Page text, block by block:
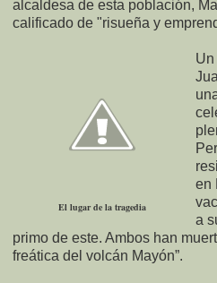
alcaldesa de esta población,
calificado de "risueña y
El lugar de la tragedia
en
a
primo de este. Ambos han
freática del volcán Mayón”.